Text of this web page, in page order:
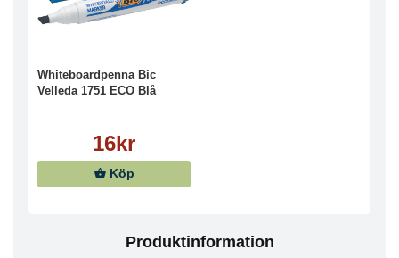
Whiteboardpenna Bic
Velleda 1751 ECO Blå
16kr
Köp
Produktinformation